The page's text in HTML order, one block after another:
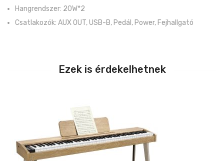
Hangrendszer: 20W*2
Csatlakozók: AUX OUT, USB-B, Pedál, Power, Fejhallgató
Ezek is érdekelhetnek